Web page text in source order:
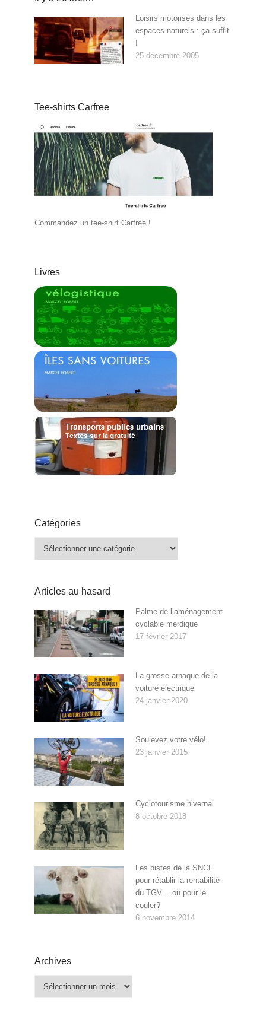
Loisirs motorisés dans les
espaces naturels : ça suffit
!
25 décembre 2005
Tee-shirts Carfree
Commandez un tee-shirt Carfree !
Livres
Catégories
Articles au hasard
Palme de l’aménagement
cyclable merdique
17 février 2017
La grosse arnaque de la
voiture électrique
24 janvier 2020
Soulevez votre vélo!
23 janvier 2015
Cyclotourisme hivernal
8 octobre 2018
Les pistes de la SNCF
pour rétablir la rentabilité
du TGV… ou pour le
couler?
6 novembre 2014
Archives